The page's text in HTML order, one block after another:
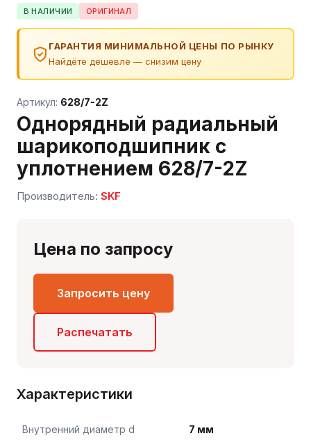
В НАЛИЧИИ ОРИГИНАЛ
ГАРАНТИЯ МИНИМАЛЬНОЙ ЦЕНЫ ПО РЫНКУ
Найдёте дешевле — снизим цену
Артикул: 628/7-2Z
Однорядный радиальный
шарикоподшипник с
уплотнением 628/7-2Z
Производитель: SKF
Цена по запросу
Запросить цену
Распечатать
Характеристики
Внутренний диаметр d 7 мм
подшипникам
Онлайн · отвечает мгновенно